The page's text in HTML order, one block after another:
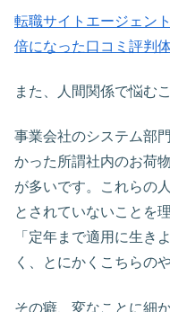
転職サイトエージェン
倍になった口コミ評判
また、人間関係で悩む
事業会社のシステム部
かった所謂社内のお荷
が多いです。これらの
とされていないことを
「定年まで適用に生き
く、とにかくこちらの
その癖、変なことに細